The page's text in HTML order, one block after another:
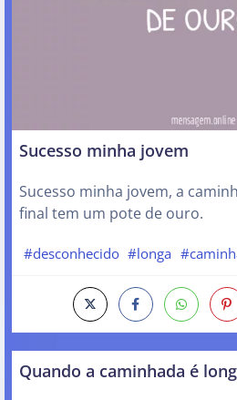
Sucesso minha jovem
Sucesso minha jovem, a
final tem um pote de ouro.
#desconhecido #longa
Quando a caminhada é